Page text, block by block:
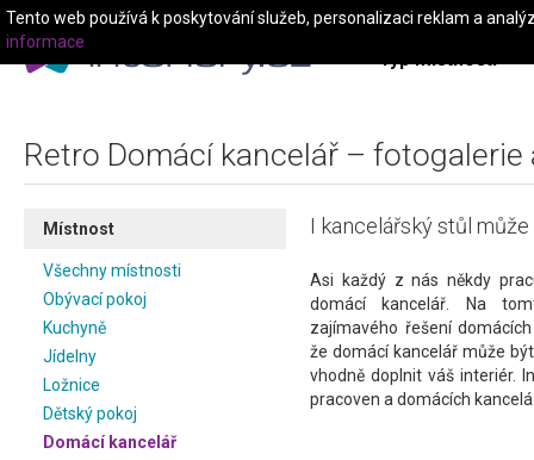
Typ místnosti
Retro Domácí kancelář – fotogalerie
Místnost
Všechny místnosti
Obývací pokoj
Kuchyně
Jídelny
Ložnice
Dětský pokoj
Domácí kancelář
I kancelářský stůl
Asi každý z nás někdy
domácí kancelář. Na
zajímavého řešení
že domácí kancelář může
vhodně doplnit váš interiér.
pracoven a domácích
Tento web používá k poskytování služeb, personalizaci reklam a
informace